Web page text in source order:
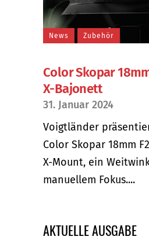
News Zubehör
Color Skopar
X-Bajonett
31. Januar 2024
Voigtländer
Color Skopar 18mm
X-Mount, ein
manuellem Fokus....
AKTUELLE AUSGABE